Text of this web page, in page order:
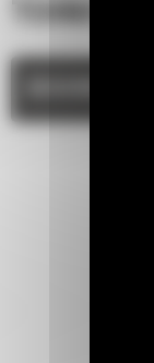
TEHNICE